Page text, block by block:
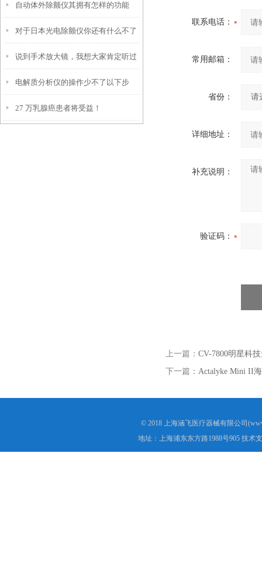
诀，早掌握少踩坑
自动体外除颤仪其拥有怎样的功能
呢？
对于日本光电除颤仪你还有什么不了
解的？
说到手术放大镜，我想大家肯定听过
那它是如何使用的呢？
电解质分析仪的操作少不了以下步
骤！
27 万乳腺癌患者将受益！
联系电话：
常用邮箱：
省份：
详细地址：
补充说明：
验证码：
上一篇： CV-7800明星科
下一篇： Actalyke Mini II
© 2018 上海涵飞医疗器械有限公司
地址：上海浦东东方路1988号905 技术